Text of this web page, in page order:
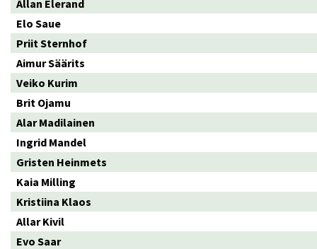
Allan Elerand
Elo Saue
Priit Sternhof
Aimur Säärits
Veiko Kurim
Brit Ojamu
Alar Madilainen
Ingrid Mandel
Gristen Heinmets
Kaia Milling
Kristiina Klaos
Allar Kivil
Evo Saar